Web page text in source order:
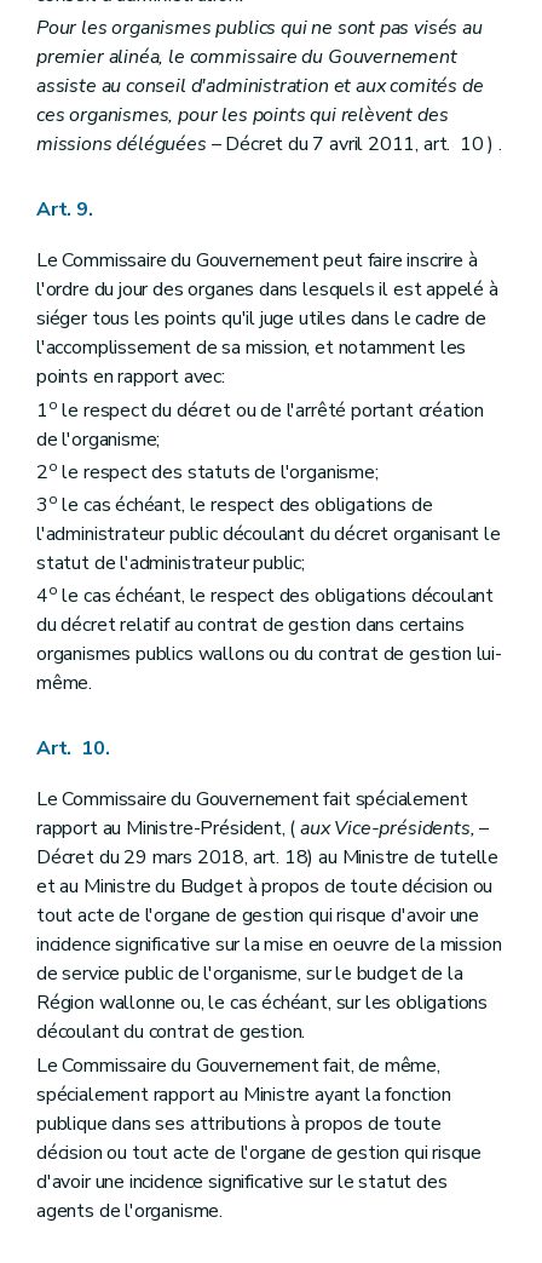
Pour les organismes publics qui ne sont pas visés au
premier alinéa, le commissaire du Gouvernement
assiste au conseil d'administration et aux comités de
ces organismes, pour les points qui relèvent des
missions déléguées – Décret du 7 avril 2011, art. 10 ) .
Art. 9.
Le Commissaire du Gouvernement peut faire inscrire à
l'ordre du jour des organes dans lesquels il est appelé à
siéger tous les points qu'il juge utiles dans le cadre de
l'accomplissement de sa mission, et notamment les
points en rapport avec:
1o le respect du décret ou de l'arrêté portant création
de l'organisme;
2o le respect des statuts de l'organisme;
3o le cas échéant, le respect des obligations de
l'administrateur public découlant du décret organisant le
statut de l'administrateur public;
4o le cas échéant, le respect des obligations découlant
du décret relatif au contrat de gestion dans certains
organismes publics wallons ou du contrat de gestion lui-
même.
Art. 10.
Le Commissaire du Gouvernement fait spécialement
rapport au Ministre-Président, (aux Vice-présidents,–
Décret du 29 mars 2018, art. 18) au Ministre de tutelle
et au Ministre du Budget à propos de toute décision ou
tout acte de l'organe de gestion qui risque d'avoir une
incidence significative sur la mise en oeuvre de la mission
de service public de l'organisme, sur le budget de la
Région wallonne ou, le cas échéant, sur les obligations
découlant du contrat de gestion.
Le Commissaire du Gouvernement fait, de même,
spécialement rapport au Ministre ayant la fonction
publique dans ses attributions à propos de toute
décision ou tout acte de l'organe de gestion qui risque
d'avoir une incidence significative sur le statut des
agents de l'organisme.